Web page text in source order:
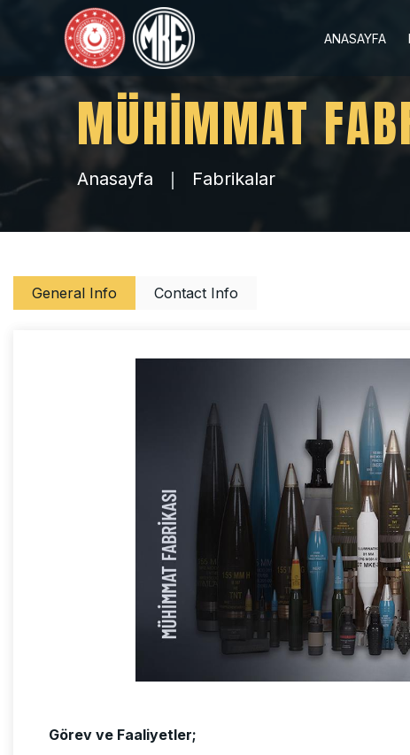
ANASAYFA
MÜHİMMAT
Anasayfa Fabrikalar
General Info Contact Info
Görev ve Faaliyetler;